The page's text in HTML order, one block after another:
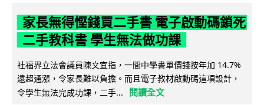
家長無得慳錢買二手書 電子啟動碼鎖死
二手教科書 學生無法做功課
社福界立法會議員陳文宜指，一間中學書單價錢按年加 14.7%
遠超通漲，令家長難以負擔。而且電子教材啟動碼這項設計，
令學生無法完成功課，二手...
閱讀全文